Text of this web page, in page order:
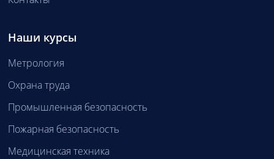
Наши курсы
Метрология
Охрана труда
Промышленная безопасность
Пожарная безопасность
Медицинская техника